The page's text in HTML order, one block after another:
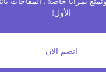
الأول!
انضم الان